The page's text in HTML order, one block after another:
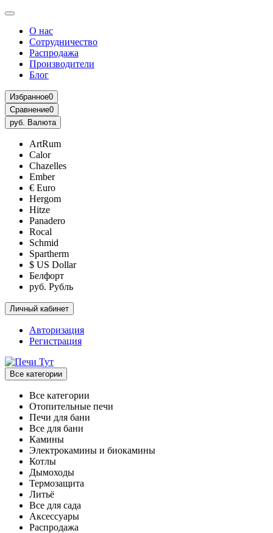
О нас
Сотрудничество
Распродажа
Производители
Блог
Избранное0
Сравнение0
руб. Валюта
ArtRum
Calor
Chazelles
Ember
€ Euro
Hergom
Hitze
Panadero
Rocal
Schmid
Spartherm
$ US Dollar
Белфорт
руб. Рубль
Личный кабинет
Авторизация
Регистрация
Все категории
Все категории
Отопительные печи
Печи для бани
Все для бани
Камины
Электрокамины и биокамины
Котлы
Дымоходы
Термозащита
Литьё
Все для сада
Аксессуары
Распродажа